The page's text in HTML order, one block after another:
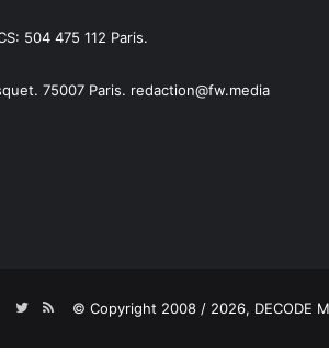
504 475 112 Paris.
75007 Paris. redaction@fw.media
© Copyright 2008 / 2026, DECODE
Twitter
RSS